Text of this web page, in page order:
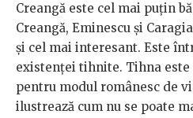
Creangă este cel mai puțin
Creangă, Eminescu și
și cel mai interesant. Este
existenței tihnite. Tihna
pentru modul românesc de
ilustrează cum nu se poate